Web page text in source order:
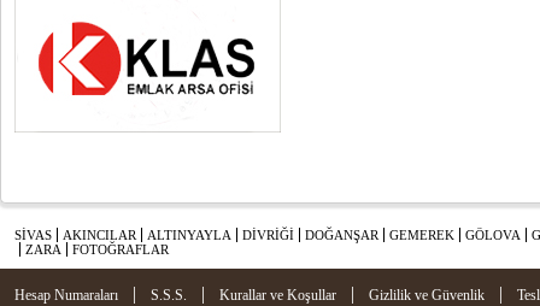
SİVAS AKINCILAR ALTINYAYLA DİVRİĞİ DOĞANŞAR GEMEREK GÖLOVA
ZARA
FOTOĞRAFLAR
Hesap Numaraları | S.S.S. | Kurallar ve Koşullar | Gizlilik ve Güvenlik |